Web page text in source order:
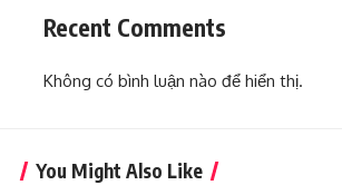
Recent Comments
Không có bình luận nào để hiển thị.
You Might Also Like